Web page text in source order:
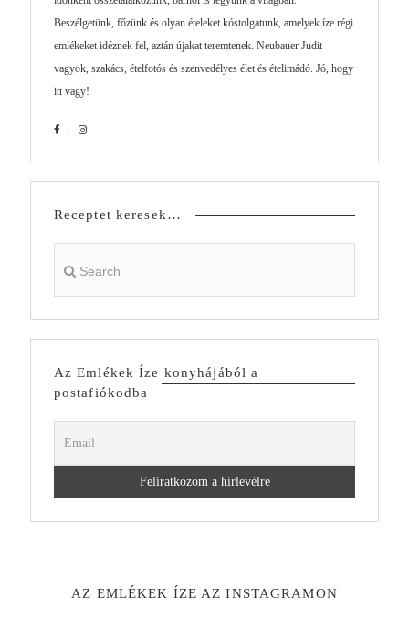
Beszélgetünk, főzünk és olyan ételeket kóstolgatunk, amelyek íze régi
emlékeket idéznek fel, aztán újakat teremtenek. Neubauer Judit
vagyok, szakács, ételfotós és szenvedélyes élet és ételimádó. Jó, hogy
itt vagy!
Receptet keresek…
Az Emlékek Íze konyhájából a
postafiókodba
AZ EMLÉKEK ÍZE AZ INSTAGRAMON